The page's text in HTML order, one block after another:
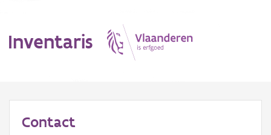
Inventaris
Contact